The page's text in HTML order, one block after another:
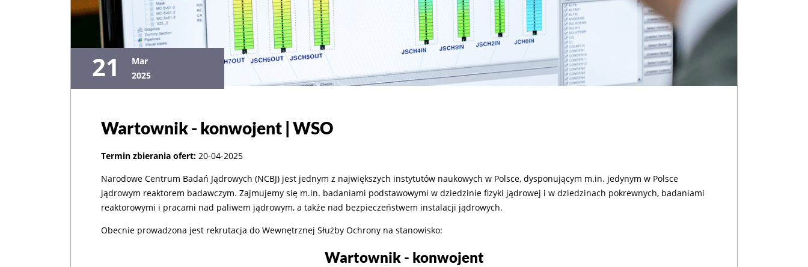
21
Mar
2025
Wartownik - konwojent | WSO
Termin zbierania ofert: 20-04-2025
Narodowe Centrum Badań Jądrowych (NCBJ) jest jednym z największych instytutów naukowych w Polsce, dysponującym m.in. jedynym w Polsce
jądrowym reaktorem badawczym. Zajmujemy się m.in. badaniami podstawowymi w dziedzinie fizyki jądrowej i w dziedzinach pokrewnych, badaniami
reaktorowymi i pracami nad paliwem jądrowym, a także nad bezpieczeństwem instalacji jądrowych.
Obecnie prowadzona jest rekrutacja do Wewnętrznej Służby Ochrony na stanowisko:
Wartownik - konwojent